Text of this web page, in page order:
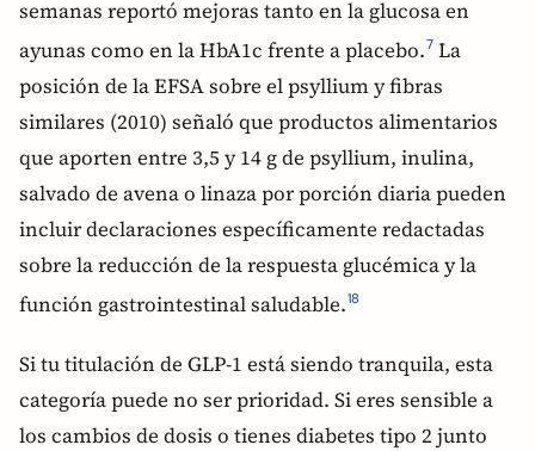
semanas reportó mejoras tanto en la glucosa en
ayunas como en la HbA1c frente a placebo.7 La
posición de la EFSA sobre el psyllium y fibras
similares (2010) señaló que productos alimentarios
que aporten entre 3,5 y 14 g de psyllium, inulina,
salvado de avena o linaza por porción diaria pueden
incluir declaraciones específicamente redactadas
sobre la reducción de la respuesta glucémica y la
función gastrointestinal saludable.18
Si tu titulación de GLP-1 está siendo tranquila, esta
categoría puede no ser prioridad. Si eres sensible a
los cambios de dosis o tienes diabetes tipo 2 junto